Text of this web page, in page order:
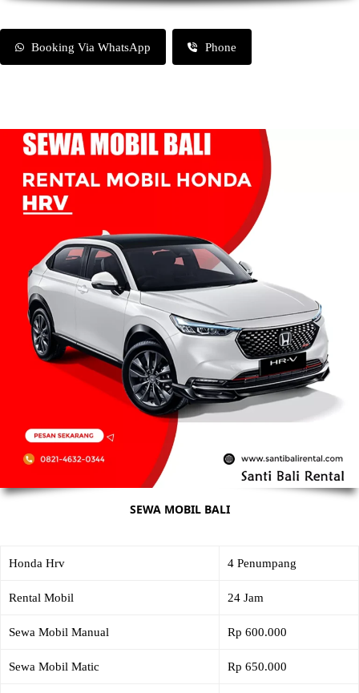
Booking Via WhatsApp Phone
SEWA MOBIL BALI
Honda Hrv 4 Penumpang
Rental Mobil 24 Jam
Sewa Mobil Manual Rp 600.000
Sewa Mobil Matic Rp 650.000